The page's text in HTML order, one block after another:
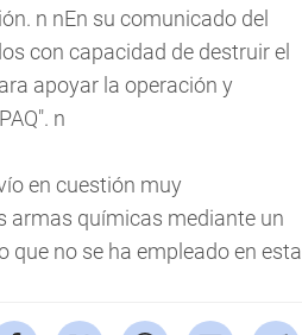
n nEn su comunicado del
con capacidad de destruir el
apoyar la operación y
n
en cuestión muy
armas químicas mediante un
que no se ha empleado en esta